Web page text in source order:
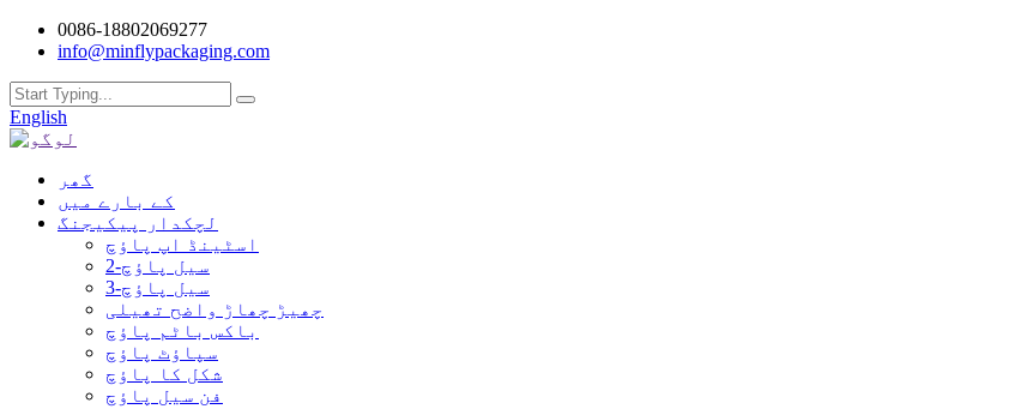
0086-18802069277
info@minflypackaging.com
English
گھر
کے بارے میں
لچکدار پیکیجنگ
اسٹینڈ اپ پاؤچ
2-سیل پاؤچ
3-سیل پاؤچ
چھیڑ چھاڑ واضح تھیلی
باکس باٹم پاؤچ
سپاؤٹ پاؤچ
شکل کا پاؤچ
فن سیل پاؤچ